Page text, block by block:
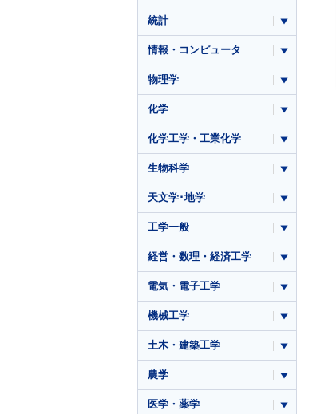
統計
情報・コンピュータ
物理学
化学
化学工学・工業化学
生物科学
天文学･地学
工学一般
経営・数理・経済工学
電気・電子工学
機械工学
土木・建築工学
農学
医学・薬学